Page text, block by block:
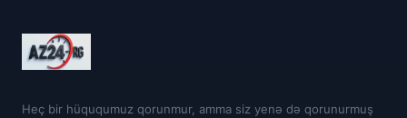
Heç bir hüququmuz qorunmur, amma siz yenə də qorunurmuş